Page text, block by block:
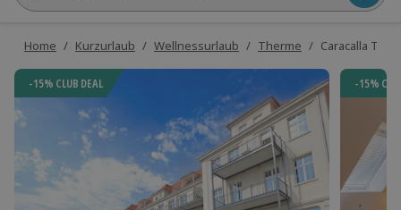
Home / Kurzurlaub / Wellnessurlaub / Therme / Caracalla
-15% CLUB DEAL -15%